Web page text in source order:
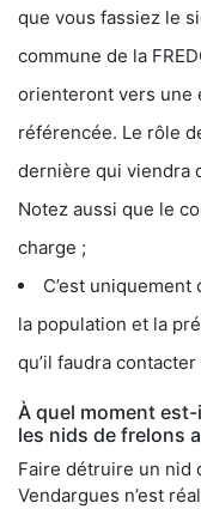
que vous fassiez le
commune de la
orienteront vers une
référencée. Le rôle
dernière qui viendra
Notez aussi que le
charge ;
C’est
la population et la
qu’il faudra
À quel moment
les nids de frelons
Faire détruire un nid
Vendargues n’est